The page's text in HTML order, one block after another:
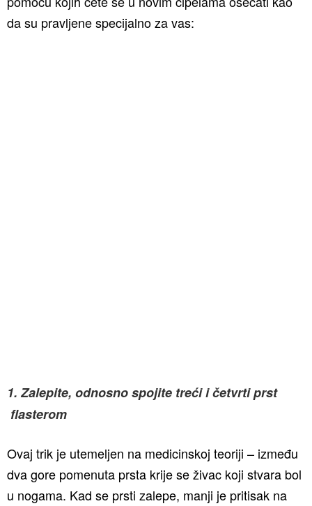
da su pravljene specijalno za vas:
1. Zalepite, odnosno spojite treći i četvrti prst
flasterom
Ovaj trik je utemeljen na medicinskoj teoriji – između
dva gore pomenuta prsta krije se živac koji stvara bol
u nogama. Kad se prsti zalepe, manji je pritisak na